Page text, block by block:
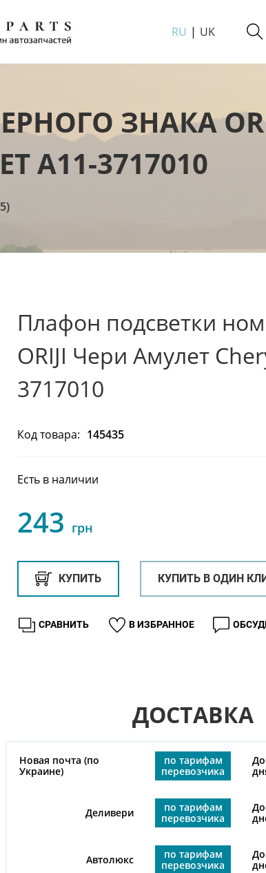
RU UK
ЗНАКА
A11-3717010
Плафон подсветки
ORIJI Чери Амулет
3717010
Код товара: 145435
Есть в наличии
243 грн
КУПИТЬ КУПИТЬ В ОДИН
В ИЗБРАННОЕ
СРАВНИТЬ
ДОСТАВКА
Новая почта (по
Украине)
по тарифам
перевозчика
Деливери
по тарифам
перевозчика
Автолюкс
по тарифам
перевозчика